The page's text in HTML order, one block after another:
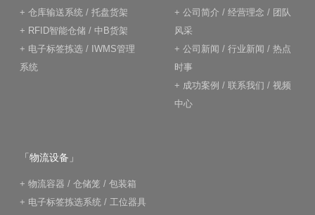
+ 仓库输送系统 / 托盘货架
+ RFID智能仓储 / 中B货架
+ 电子标签拣选 / IWMS管理
系统
+ 公司简介 / 经营理念 / 团队
风采
+ 公司新闻 / 行业新闻 / 热点
时事
+ 成功案例 / 联系我们 / 视频
中心
「物流设备」
+ 物流容器 / 仓储笼 / 包装箱
+ 电子标签拣选系统 / 工位器具